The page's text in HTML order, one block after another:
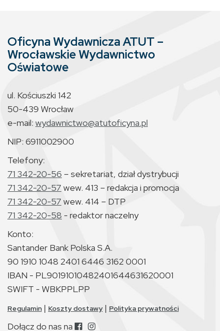
Oficyna Wydawnicza ATUT –
Wrocławskie Wydawnictwo
Oświatowe
ul. Kościuszki 142
50-439 Wrocław
e-mail: wydawnictwo@atutoficyna.pl
NIP: 6911002900
Telefony:
71 342-20-56 – sekretariat, dział dystrybucji
71 342-20-57 wew. 413 – redakcja i promocja
71 342-20-57 wew. 414 – DTP
71 342-20-58 - redaktor naczelny
Konto:
Santander Bank Polska S.A.
90 1910 1048 2401 6446 3162 0001
IBAN - PL90191010482401644631620001
SWIFT - WBKPPLPP
Regulamin | Koszty dostawy | Polityka prywatności
Dołącz do nas na